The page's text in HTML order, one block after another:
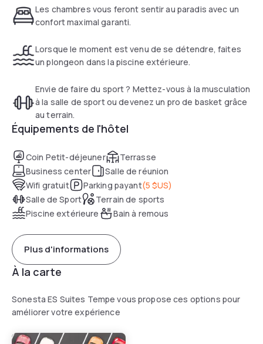
Les chambres vous feront sentir au paradis avec un
confort maximal garanti.
Lorsque le moment est venu de se détendre, faites
un plongeon dans la piscine extérieure.
Envie de faire du sport ? Mettez-vous à la musculation
à la salle de sport ou devenez un pro de basket grâce
au terrain.
Équipements de l'hôtel
Coin Petit-déjeuner
Terrasse
Business center
Salle de réunion
Wifi gratuit
Parking payant(5 $US)
Salle de Sport
Terrain de sports
Piscine extérieure
Bain à remous
Plus d'informations
À la carte
Sonesta ES Suites Tempe vous propose ces options pour
améliorer votre expérience